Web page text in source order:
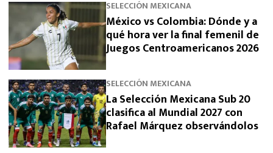
SELECCIÓN MEXICANA
México vs Colombia: Dónde y a
qué hora ver la final femenil de
Juegos Centroamericanos 2026
SELECCIÓN MEXICANA
La Selección Mexicana Sub 20
clasifica al Mundial 2027 con
Rafael Márquez observándolos